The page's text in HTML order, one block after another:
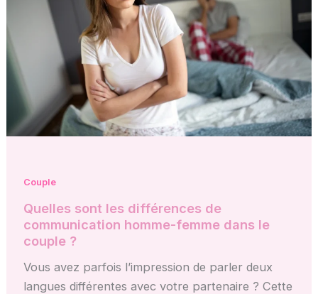
Couple
Quelles sont les différences de
communication homme-femme dans le
couple ?
Vous avez parfois l’impression de parler deux
langues différentes avec votre partenaire ? Cette